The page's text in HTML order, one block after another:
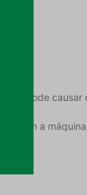
pode causar
com a